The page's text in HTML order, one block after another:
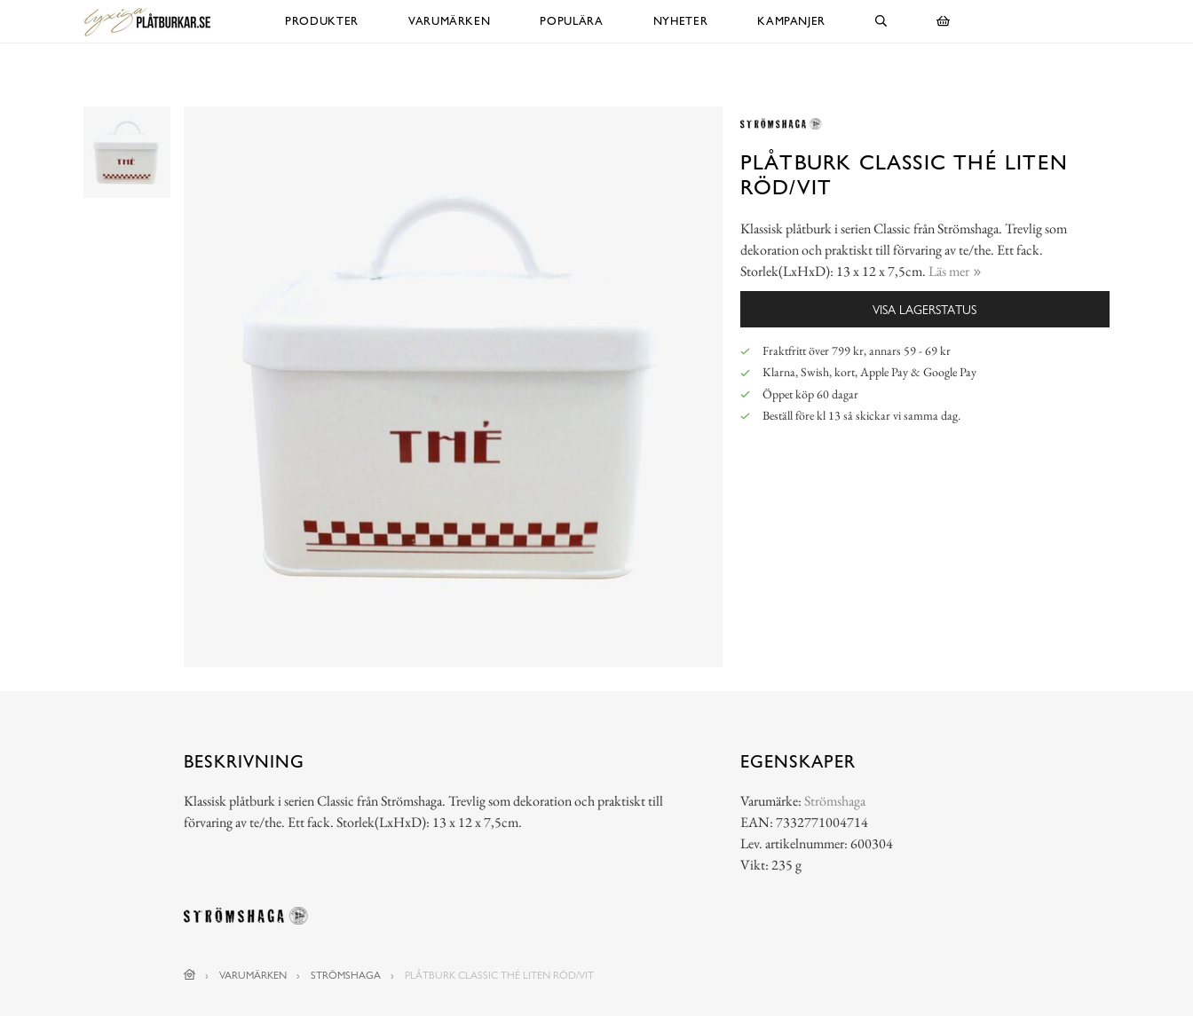
PRODUKTER VARUMÄRKEN POPULÄRA NYHETER KAMPANJER
PLÅTBURK CLASSIC THÉ LITEN
RÖD/VIT
Klassisk plåtburk i serien Classic från Strömshaga. Trevlig som
dekoration och praktiskt till förvaring av te/the. Ett fack.
Storlek(LxHxD): 13 x 12 x 7,5cm. Läs mer
VISA LAGERSTATUS
Fraktfritt över 799 kr, annars 59 - 69 kr
Klarna, Swish, kort, Apple Pay & Google Pay
Öppet köp 60 dagar
Beställ före kl 13 så skickar vi samma dag.
BESKRIVNING
Klassisk plåtburk i serien Classic från Strömshaga. Trevlig som dekoration och praktiskt till
förvaring av te/the. Ett fack. Storlek(LxHxD): 13 x 12 x 7,5cm.
EGENSKAPER
Varumärke:Strömshaga
EAN: 7332771004714
Lev. artikelnummer: 600304
Vikt: 235 g
VARUMÄRKEN STRÖMSHAGA PLÅTBURK CLASSIC THÉ LITEN RÖD/VIT